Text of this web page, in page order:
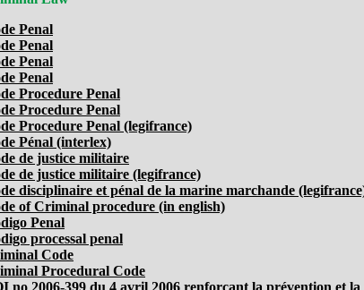
Penal
Penal
Penal
Penal
Procedure Penal
Procedure Penal
Procedure Penal (legifrance)
Pénal (interlex)
de justice militaire
de justice militaire (legifrance)
disciplinaire et pénal de la marine marchande
of Criminal procedure (in english)
Penal
processal penal
Code
Procedural Code
no 2006-399 du 4 avril 2006 renforçant la prévention et la